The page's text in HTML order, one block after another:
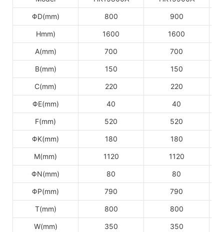
ΦD(mm) 800 900
Hmm) 1600 1600
A(mm) 700 700
B(mm) 150 150
C(mm) 220 220
ΦE(mm) 40 40
F(mm) 520 520
ΦK(mm) 180 180
M(mm) 1120 1120
ΦN(mm) 80 80
ΦP(mm) 790 790
T(mm) 800 800
W(mm) 350 350